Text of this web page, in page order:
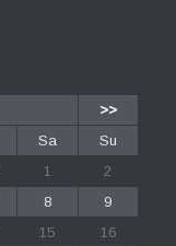
>>
Sa
Su
1
2
8
9
15
16